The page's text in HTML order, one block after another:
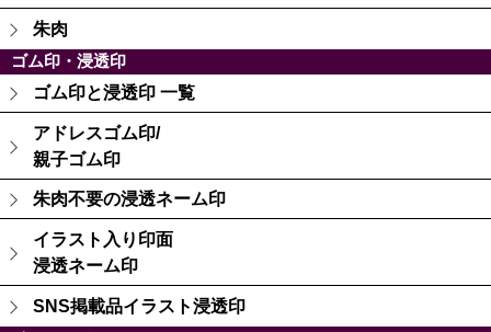
朱肉
ゴム印・浸透印
ゴム印と浸透印 一覧
アドレスゴム印/
親子ゴム印
朱肉不要の浸透ネーム印
イラスト入り印面
浸透ネーム印
SNS掲載品イラスト浸透印